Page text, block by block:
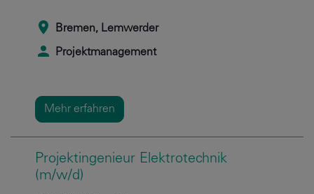
Bremen, Lemwerder
Projektmanagement
Mehr erfahren
Projektingenieur Elektrotechnik
(m/w/d)